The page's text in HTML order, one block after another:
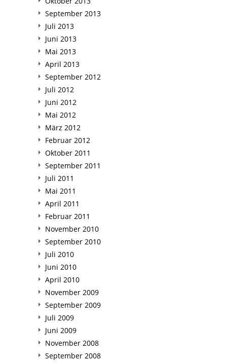
September 2013
Juli 2013
Juni 2013
Mai 2013
April 2013
September 2012
Juli 2012
Juni 2012
Mai 2012
März 2012
Februar 2012
Oktober 2011
September 2011
Juli 2011
Mai 2011
April 2011
Februar 2011
November 2010
September 2010
Juli 2010
Juni 2010
April 2010
November 2009
September 2009
Juli 2009
Juni 2009
November 2008
September 2008